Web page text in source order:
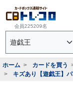
会員225209名
ホーム カードを買う
キズあり【遊戯王】